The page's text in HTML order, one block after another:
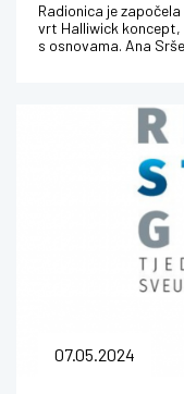
Radionica je
vrt Halliwick koncept,
s osnovama. Ana
07.05.2024